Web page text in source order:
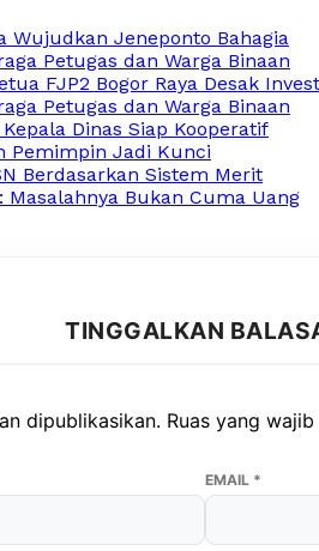
Wujudkan Jeneponto Bahagia
Petugas dan Warga Binaan
FJP2 Bogor Raya Desak
Petugas dan Warga Binaan
Dinas Siap Kooperatif
Pemimpin Jadi Kunci
Berdasarkan Sistem Merit
Masalahnya Bukan Cuma Uang
TINGGALKAN
dipublikasikan. Ruas yang
EMAIL *